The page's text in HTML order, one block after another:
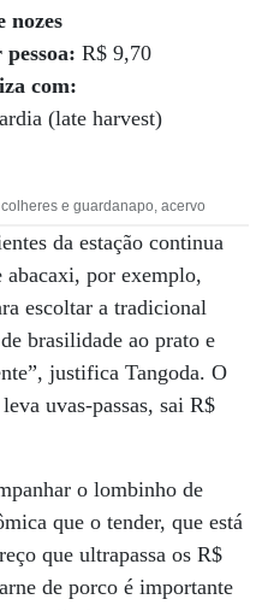
nozes
R$ 9,70
com:
(late harvest)
e guardanapo, acervo
da estação continua
abacaxi, por exemplo,
escoltar a tradicional
brasilidade ao prato e
justifica Tangoda. O
uvas-passas, sai R$
o lombinho de
que o tender, que está
que ultrapassa os R$
de porco é importante